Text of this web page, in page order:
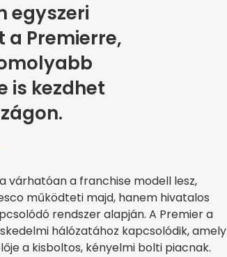
egyszeri
Premierre,
is kezdhet
várhatóan a franchise modell lesz,
működteti majd, hanem hivatalos
rendszer alapján. A Premier a
hálózatához kapcsolódik, amely
a kisboltos, kényelmi bolti piacnak.